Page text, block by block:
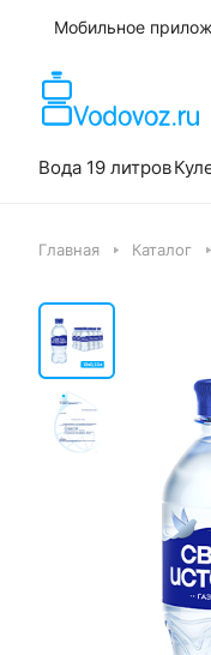
Мобильное
Вода 19 литров
Главная Каталог